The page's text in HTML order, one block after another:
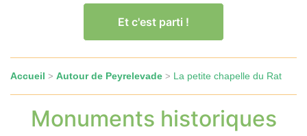
Et c'est parti !
Accueil > Autour de Peyrelevade > La petite chapelle du Rat
Monuments historiques